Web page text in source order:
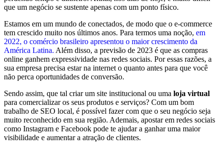
que um negócio se sustente apenas com um ponto físico.
Estamos em um mundo de conectados, de modo que o e-commerce
tem crescido muito nos últimos anos. Para termos uma noção, em
2022, o comércio brasileiro apresentou o maior crescimento da
América Latina. Além disso, a previsão de 2023 é que as compras
online ganhem expressividade nas redes sociais. Por essas razões, a
sua empresa precisa estar na internet o quanto antes para que você
não perca oportunidades de conversão.
Sendo assim, que tal criar um site institucional ou uma loja virtual
para comercializar os seus produtos e serviços? Com um bom
trabalho de SEO local, é possível fazer com que o seu negócio seja
muito reconhecido em sua região. Ademais, apostar em redes sociais
como Instagram e Facebook pode te ajudar a ganhar uma maior
visibilidade e aumentar a atração de clientes.